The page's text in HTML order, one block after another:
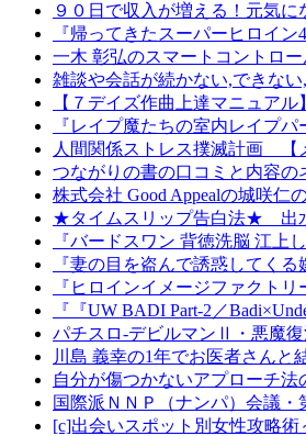
９０日で収入が増える！元気
『帰ってきたスーパーヒロイ
一木 彰弘のスマートコントロ
雑談や会話が続かない,できな
【７デイズ作曲上達マニュア
『レイプ魔たちの室内レイプ
人間関係ストレス撲滅計画 【
つながりの書の口コミと内容の
株式会社 Good Appealの城咲
★タイムスリップ告白法★ 出
『バードスワン 背徳洗脳 江上
『妻の目を盗んで誘惑してく
『ヒロインイメージファクト
『『UW BADI Part-2／
パチスロ-デビルマンⅡ・悪魔復
川島 義幸の1年でお医者さん
自分が傷つかないアプローチ法
国際派ＮＮＰ（ナンパ）会議・
[c]出会いスポット別女性攻略